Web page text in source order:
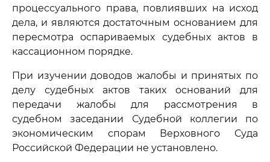
процессуального права, повлиявших на исход
дела, и являются достаточным основанием для
пересмотра оспариваемых судебных актов в
кассационном порядке.
При изучении доводов жалобы и принятых по
делу судебных актов таких оснований для
передачи жалобы для рассмотрения в
судебном заседании Судебной коллегии по
экономическим спорам Верховного Суда
Российской Федерации не установлено.